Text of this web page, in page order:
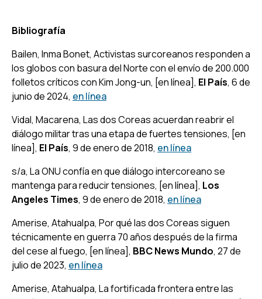
Bibliografía
Bailen, Inma Bonet, Activistas surcoreanos responden a
los globos con basura del Norte con el envío de 200.000
folletos críticos con Kim Jong-un, [en línea], El País, 6 de
junio de 2024, en línea
Vidal, Macarena, Las dos Coreas acuerdan reabrir el
diálogo militar tras una etapa de fuertes tensiones, [en
línea], El País, 9 de enero de 2018, en línea
s/a, La ONU confía en que diálogo intercoreano se
mantenga para reducir tensiones, [en línea], Los
Angeles Times, 9 de enero de 2018, en línea
Amerise, Atahualpa, Por qué las dos Coreas siguen
técnicamente en guerra 70 años después de la firma
del cese al fuego, [en línea], BBC News Mundo, 27 de
julio de 2023, en línea
Amerise, Atahualpa, La fortificada frontera entre las